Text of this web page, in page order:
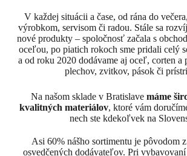
V každej situácii a čase, od rána do
výrobkom, servisom či radou. Stále sa
nové produkty – spoločnosť začala s
oceľou, po piatich rokoch sme pridali celý
a od roku 2020 dodávame aj oceľ, corten
plechov, zvitkov, pások či
Na našom sklade v Bratislave máme
kvalitných materiálov, ktoré vám
nech ste kdekoľvek na
Asi 60% nášho sortimentu je pôvodom
osvedčených dodávateľov. Pri